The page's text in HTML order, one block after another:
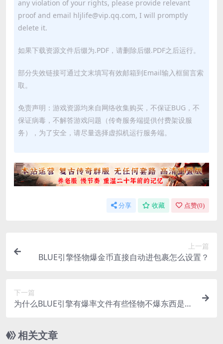
any violation of your rights, please provide relevant
proof and email hljlife@vip.qq.com, I will promptly
delete it.
如果下载资源文件后缀为.PDF，请删除后缀.PDF之后运行。
部分失效链接可通过文末填写有效邮箱到Email输入框留言索
取。
免责声明：游戏资源均来自网络收集购买，不保证BUG，不
保证病毒，不解答游戏问题（传奇服务端提供付费架设服
务），为了安全，请尽量选择虚拟机运行服务端。
分享 收藏 点赞(0)
上一篇
BLUE引擎怪物爆金币直接自动进包裹怎么设置？
下一篇
为什么BLUE引擎有爆率文件有些怪物不爆东西是为
相关文章